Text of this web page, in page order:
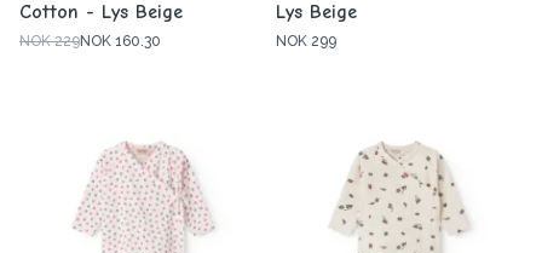
Cotton - Lys Beige
NOK 229NOK 160.30
Lys Beige
NOK 299